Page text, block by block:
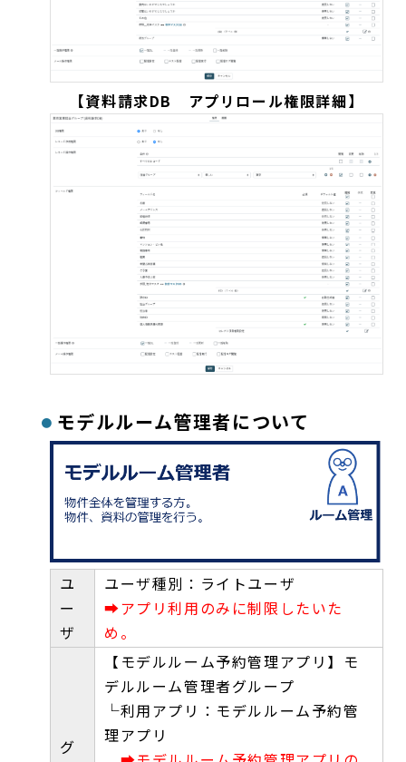
【資料請求DB アプリロール権限詳細】
モデルルーム管理者について
ユ
ー
ザ
ユーザ種別：ライトユーザ
➡アプリ利用のみに制限したいた
め。
グ
【モデルルーム予約管理アプリ】モ
デルルーム管理者グループ
└利用アプリ：モデルルーム予約管
理アプリ